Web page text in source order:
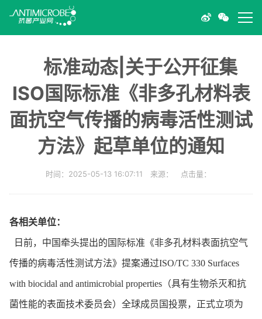
标准动态|关于公开征集
ISO国际标准《非多孔材料表
面抗空气传播的病毒活性测试
方法》起草单位的通知
时间：2025-05-13 16:07:11 来源： 点击量：
各相关单位：
日前，中国牵头提出的国际标准《非多孔材料表面抗空气
传播的病毒活性测试方法》提案通过ISO/TC 330 Surfaces
with biocidal and antimicrobial properties（具有生物杀灭和抗
菌性能的表面技术委员会）全球成员国投票，正式立项为